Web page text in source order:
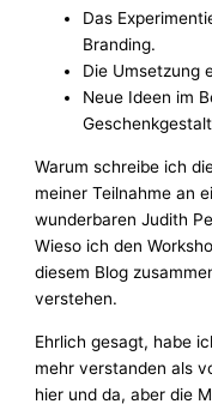
Das
Branding.
Die Umsetzung
Neue Ideen im
Warum schreibe ich
meiner Teilnahme an
wunderbaren Judith
Wieso ich den
diesem Blog
verstehen.
Ehrlich gesagt, habe
mehr verstanden als
hier und da, aber die